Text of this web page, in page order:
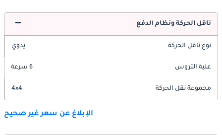
ناقل الحركة ونظام الدفع
نوع ناقل الحركة يدوي
علبة التروس 6 سرعة
مجموعة نقل الحركة 4x4
الإبلاغ عن سعر غير صحيح